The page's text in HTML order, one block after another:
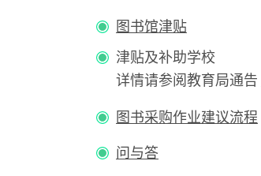
图书馆津贴
津贴及补助学校
详情请参阅教育局通告
图书采购作业建议流程
问与答